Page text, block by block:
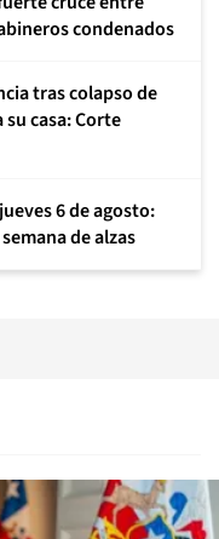
condenados
tras colapso de
casa: Corte
6 de agosto:
de alzas